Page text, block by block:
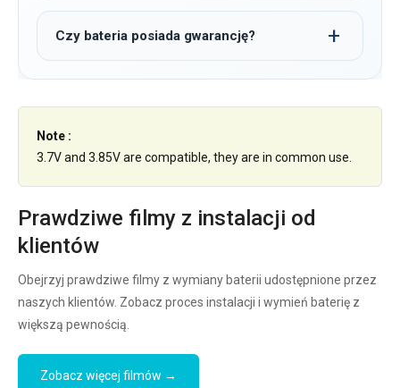
Czy bateria posiada gwarancję?
Note :
3.7V and 3.85V are compatible, they are in common use.
Prawdziwe filmy z instalacji od
klientów
Obejrzyj prawdziwe filmy z wymiany baterii udostępnione przez
naszych klientów. Zobacz proces instalacji i wymień baterię z
większą pewnością.
Zobacz więcej filmów →